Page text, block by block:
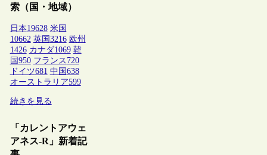
索（国・地域）
日本19628 米国
10662 英国 3216 欧州
1426 カナダ1069 韓
国 950 フランス 720
ドイツ681 中国 638
オーストラリア599
続きを見る
「カレントアウェ
アネス-R」新着記